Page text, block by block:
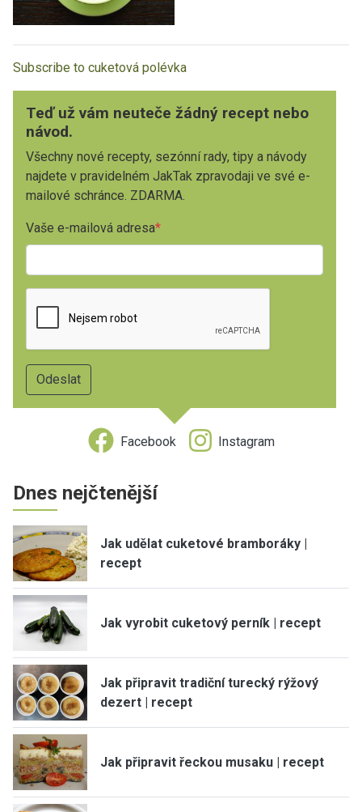
Subscribe to cuketová polévka
Teď už vám neuteče žádný recept nebo
návod.
Všechny nové recepty, sezónní rady, tipy a návody
najdete v pravidelném JakTak zpravodaji ve své e-
mailové schránce. ZDARMA.
Vaše e-mailová adresa
Facebook Instagram
Dnes nejčtenější
Jak udělat cuketové bramboráky |
recept
Jak vyrobit cuketový perník | recept
Jak připravit tradiční turecký rýžový
dezert | recept
Jak připravit řeckou musaku | recept